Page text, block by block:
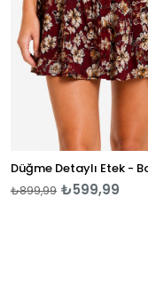
₺599,99
₺899,99